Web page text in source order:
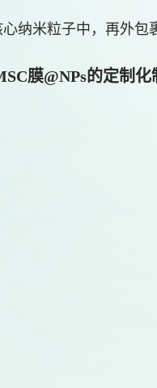
纳米粒子中，再外
膜@NPs的定制